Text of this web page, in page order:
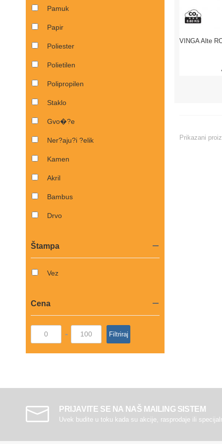
Pamuk
Papir
Poliester
Polietilen
Polipropilen
Staklo
Gvo�?e
Ner?aju?i ?elik
Kamen
Akril
Bambus
Drvo
Štampa
Vez
Cena
- Filtriraj
Prikazani
PRIJAVITE SE NA NAŠ MAILING SISTEM
Uvek budite u toku kada su akcije, rasprodaje ili